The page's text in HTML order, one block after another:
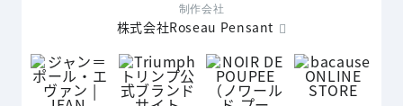
制作会社
株式会社Roseau Pensant